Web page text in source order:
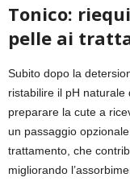
Tonico:
pelle ai
Subito dopo la
ristabilire il pH
preparare la cute a
un passaggio
trattamento, che
migliorando